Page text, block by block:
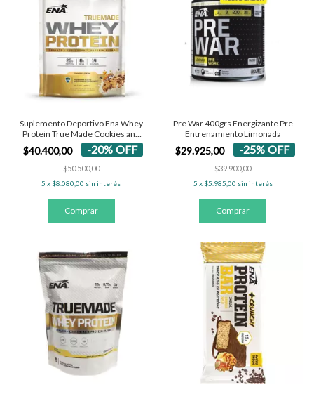
Suplemento Deportivo Ena Whey
Protein True Made Cookies and
Cream x 453 g
$40.400,00 -20%OFF
$50.500,00
5 x $8.080,00 sin interés
Pre War 400grs Energizante Pre
Entrenamiento Limonada
$29.925,00 -25% OFF
$39.900,00
5 x $5.985,00 sin interés